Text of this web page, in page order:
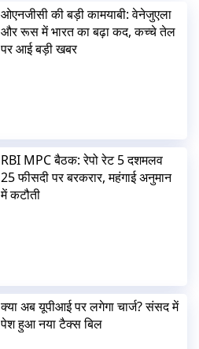
ओएनजीसी की बड़ी कामयाबी: वेनेजुएला
और रूस में भारत का बढ़ा कद, कच्चे तेल
पर आई बड़ी खबर
RBI MPC बैठक: रेपो रेट 5 दशमलव
25 फीसदी पर बरकरार, महंगाई अनुमान
में कटौती
क्या अब यूपीआई पर लगेगा चार्ज? संसद में
पेश हुआ नया टैक्स बिल